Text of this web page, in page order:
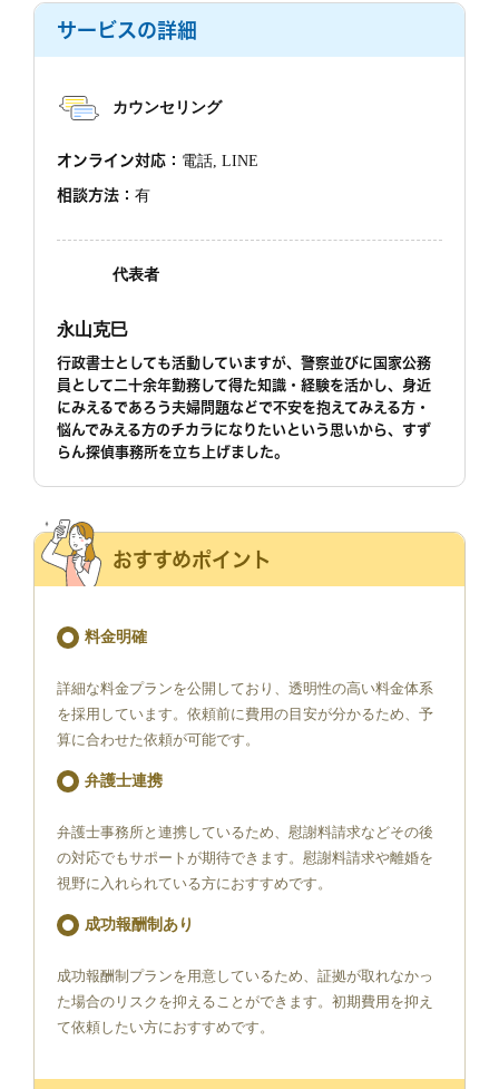
サービスの詳細
カウンセリング
オンライン対応： 電話, LINE
相談方法： 有
代表者
永山克巳
行政書士としても活動していますが、警察並びに国家公務
員として二十余年勤務して得た知識・経験を活かし、身近
にみえるであろう夫婦問題などで不安を抱えてみえる方・
悩んでみえる方のチカラになりたいという思いから、すず
らん探偵事務所を立ち上げました。
おすすめポイント
料金明確
詳細な料金プランを公開しており、透明性の高い料金体系
を採用しています。依頼前に費用の目安が分かるため、予
算に合わせた依頼が可能です。
弁護士連携
弁護士事務所と連携しているため、慰謝料請求などその後
の対応でもサポートが期待できます。慰謝料請求や離婚を
視野に入れられている方におすすめです。
成功報酬制あり
成功報酬制プランを用意しているため、証拠が取れなかっ
た場合のリスクを抑えることができます。初期費用を抑え
て依頼したい方におすすめです。